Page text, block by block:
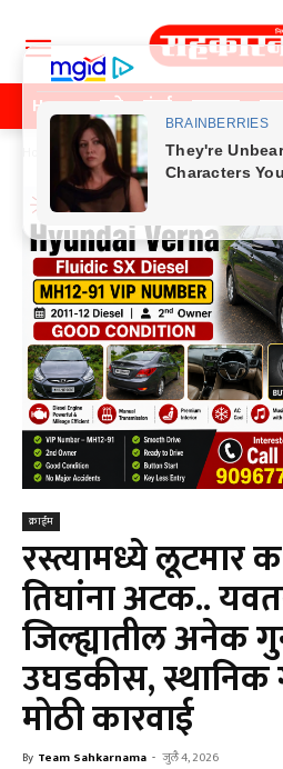
Home पुणे मुंबई महाराष्ट्र
क्राईम
क्राईम
रस्त्यामध्ये लूटमार
तिघांना अटक..
जिल्ह्यातील अनेक
उघडकीस, स्थानिक
मोठी कारवाई
By Team Sahkarnama - जुलै 4, 2026